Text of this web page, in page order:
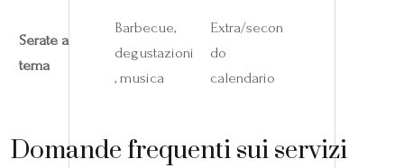
Serate a
tema
Barbecue,
degustazioni
, musica
Extra/secon
do
calendario
Domande frequenti sui servizi